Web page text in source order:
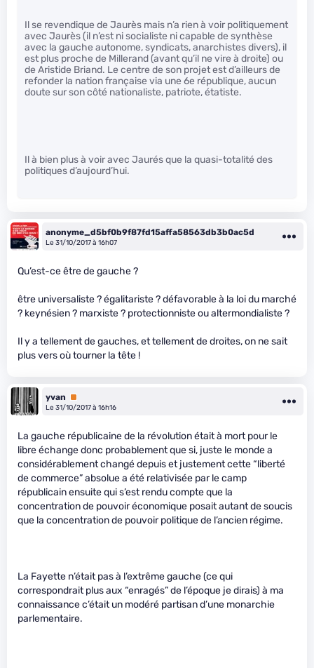
Il se revendique de Jaurès mais n’a rien à voir politiquement
avec Jaurès (il n’est ni socialiste ni capable de synthèse
avec la gauche autonome, syndicats, anarchistes divers), il
est plus proche de Millerand (avant qu’il ne vire à droite) ou
de Aristide Briand. Le centre de son projet est d’ailleurs de
refonder la nation française via une 6e république, aucun
doute sur son côté nationaliste, patriote, étatiste.
Il à bien plus à voir avec Jaurés que la quasi-totalité des
politiques d’aujourd’hui.
anonyme_d5bf0b9f87fd15affa58563db3b0ac5d
Le 31/10/2017 à 16h07
Qu’est-ce être de gauche ?
être universaliste ? égalitariste ? défavorable à la loi du marché
? keynésien ? marxiste ? protectionniste ou altermondialiste ?
Il y a tellement de gauches, et tellement de droites, on ne sait
plus vers où tourner la tête !
yvan
Premium
Le 31/10/2017 à 16h16
La gauche républicaine de la révolution était à mort pour le
libre échange donc probablement que si, juste le monde a
considérablement changé depuis et justement cette “liberté
de commerce” absolue a été relativisée par le camp
républicain ensuite qui s’est rendu compte que la
concentration de pouvoir économique posait autant de soucis
que la concentration de pouvoir politique de l’ancien régime.
La Fayette n’était pas à l’extrême gauche (ce qui
correspondrait plus aux “enragés” de l’époque je dirais) à ma
connaissance c’était un modéré partisan d’une monarchie
parlementaire.